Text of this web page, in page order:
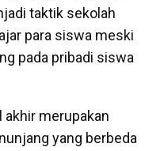
taktik sekolah
para siswa meski
pada pribadi siswa
akhir merupakan
yang berbeda